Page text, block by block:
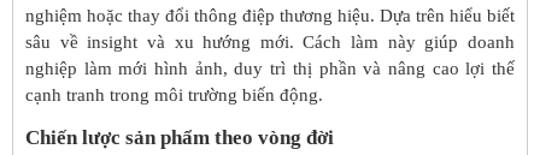
nghiệm hoặc thay đổi thông điệp thương hiệu. Dựa trên hiểu biết
sâu về insight và xu hướng mới. Cách làm này giúp doanh
nghiệp làm mới hình ảnh, duy trì thị phần và nâng cao lợi thế
cạnh tranh trong môi trường biến động.
Chiến lược sản phẩm theo vòng đời